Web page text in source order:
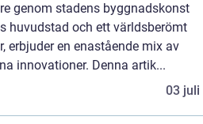
genom stadens byggnadskonst
huvudstad och ett världsberömt
erbjuder en enastående mix av
innovationer. Denna artik...
03 juli